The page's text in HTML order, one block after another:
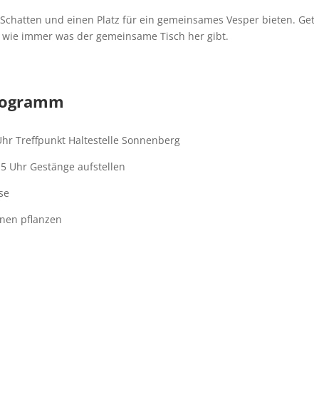
und einen Platz für ein gemeinsames Vesper bieten.
immer was der gemeinsame Tisch her gibt.
Treffpunkt Haltestelle Sonnenberg
Uhr Gestänge aufstellen
pflanzen